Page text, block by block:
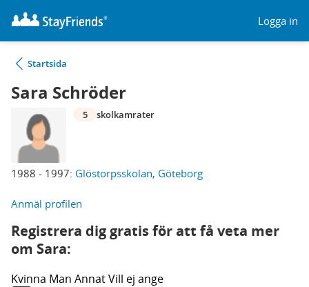
Logga in
Startsida
Sara Schröder
1988 - 1997: Glöstorpsskolan, Göteborg
5 skolkamrater
Anmäl profilen
Registrera dig gratis för att få veta mer
om Sara:
Kvinna Man AnnatVill ej ange